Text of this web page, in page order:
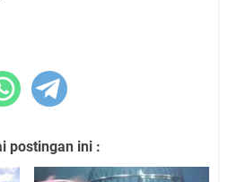
postingan ini :